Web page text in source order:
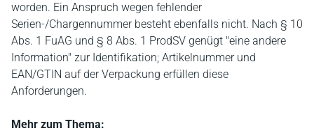
worden. Ein Anspruch wegen fehlender
Serien-/Chargennummer besteht ebenfalls nicht. Nach § 10
Abs. 1 FuAG und § 8 Abs. 1 ProdSV genügt "eine andere
Information" zur Identifikation; Artikelnummer und
EAN/GTIN auf der Verpackung erfüllen diese
Anforderungen.
Mehr zum Thema: